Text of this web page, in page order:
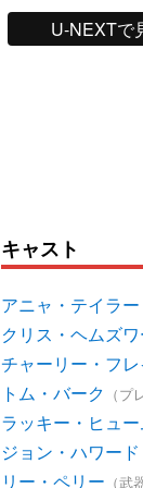
U-NEXTで
キャスト
アニャ・テイラ
クリス・ヘムズ
チャーリー・フ
トム・バーク （プ
ラッキー・ヒュ
ジョン・ハワード
リー・ペリー （武